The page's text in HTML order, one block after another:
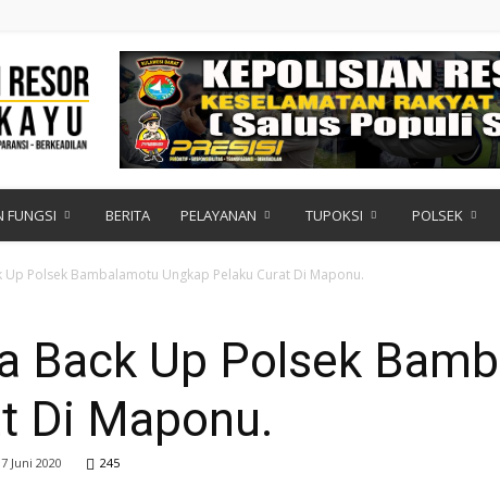
FUNGSI BERITA PELAYANAN TUPOKSI POLSEK
Up Polsek Bambalamotu Ungkap Pelaku Curat Di Maponu.
Back Up Polsek
Di Maponu.
Juni 2020 245